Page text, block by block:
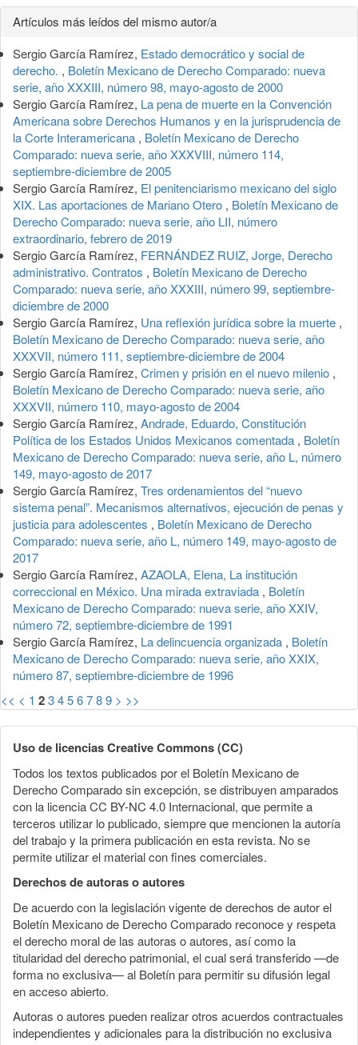
Detalles
del
artículo
Artículos más leídos del mismo autor/a
Sergio García Ramírez, Estado democrático y social de
derecho. , Boletín Mexicano de Derecho Comparado: nueva
serie, año XXXIII, número 98, mayo-agosto de 2000
Sergio García Ramírez, La pena de muerte en la Convención
Americana sobre Derechos Humanos y en la jurisprudencia de
la Corte Interamericana , Boletín Mexicano de Derecho
Comparado: nueva serie, año XXXVIII, número 114,
septiembre-diciembre de 2005
Sergio García Ramírez, El penitenciarismo mexicano del siglo
XIX. Las aportaciones de Mariano Otero , Boletín Mexicano de
Derecho Comparado: nueva serie, año LII, número
extraordinario, febrero de 2019
Sergio García Ramírez, FERNÁNDEZ RUIZ, Jorge, Derecho
administrativo. Contratos , Boletín Mexicano de Derecho
Comparado: nueva serie, año XXXIII, número 99, septiembre-
diciembre de 2000
Sergio García Ramírez, Una reflexión jurídica sobre la muerte ,
Boletín Mexicano de Derecho Comparado: nueva serie, año
XXXVII, número 111, septiembre-diciembre de 2004
Sergio García Ramírez, Crimen y prisión en el nuevo milenio ,
Boletín Mexicano de Derecho Comparado: nueva serie, año
XXXVII, número 110, mayo-agosto de 2004
Sergio García Ramírez, Andrade, Eduardo, Constitución
Política de los Estados Unidos Mexicanos comentada , Boletín
Mexicano de Derecho Comparado: nueva serie, año L, número
149, mayo-agosto de 2017
Sergio García Ramírez, Tres ordenamientos del “nuevo
sistema penal”. Mecanismos alternativos, ejecución de penas y
justicia para adolescentes , Boletín Mexicano de Derecho
Comparado: nueva serie, año L, número 149, mayo-agosto de
2017
Sergio García Ramírez, AZAOLA, Elena, La institución
correccional en México. Una mirada extraviada , Boletín
Mexicano de Derecho Comparado: nueva serie, año XXIV,
número 72, septiembre-diciembre de 1991
Sergio García Ramírez, La delincuencia organizada , Boletín
Mexicano de Derecho Comparado: nueva serie, año XXIX,
número 87, septiembre-diciembre de 1996
<< < 1 23456789 > >>
Uso de licencias Creative Commons (CC)
Todos los textos publicados por el Boletín Mexicano de
Derecho Comparado sin excepción, se distribuyen amparados
con la licencia CC BY-NC 4.0 Internacional, que permite a
terceros utilizar lo publicado, siempre que mencionen la autoría
del trabajo y la primera publicación en esta revista. No se
permite utilizar el material con fines comerciales.
Derechos de autoras o autores
De acuerdo con la legislación vigente de derechos de autor el
Boletín Mexicano de Derecho Comparado reconoce y respeta
el derecho moral de las autoras o autores, así como la
titularidad del derecho patrimonial, el cual será transferido —de
forma no exclusiva— al Boletín para permitir su difusión legal
en acceso abierto.
Autoras o autores pueden realizar otros acuerdos contractuales
independientes y adicionales para la distribución no exclusiva